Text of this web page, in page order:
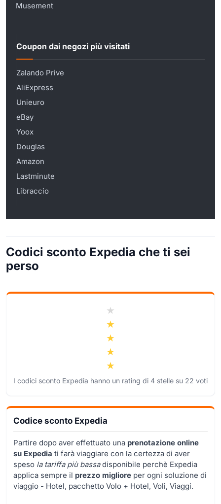
Musement
Coupon dai negozi più visitati
Zalando Prive
AliExpress
Unieuro
eBay
Yoox
Douglas
Amazon
Lastminute
Libraccio
Codici sconto Expedia che ti sei
perso
I codici sconto Expedia hanno un rating di 4 stelle su 22 voti
Codice sconto Expedia
Partire dopo aver effettuato una prenotazione online
su Expedia ti farà viaggiare con la certezza di aver
speso la tariffa più bassadisponibile perchè Expedia
applica sempre il prezzo migliore per ogni soluzione di
viaggio - Hotel, pacchetto Volo + Hotel, Voli, Viaggi.